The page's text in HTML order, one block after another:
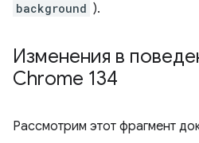
background ).
Изменения в
Chrome 134
Рассмотрим этот фрагмент